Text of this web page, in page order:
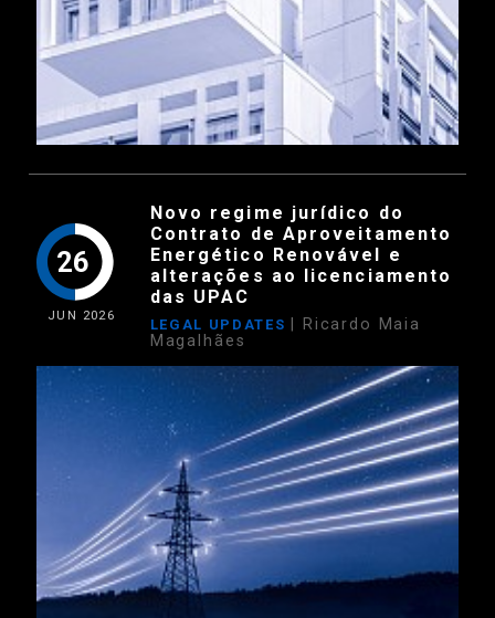
26
JUN 2026
Novo regime jurídico do
Contrato de Aproveitamento
Energético Renovável e
alterações ao licenciamento
das UPAC
LEGAL UPDATES
| Ricardo Maia
Magalhães